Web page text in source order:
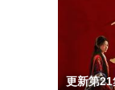
更新第21